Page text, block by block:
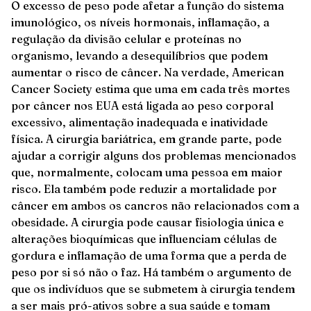
O excesso de peso pode afetar a função do sistema
imunológico, os níveis hormonais, inflamação, a
regulação da divisão celular e proteínas no
organismo, levando a desequilíbrios que podem
aumentar o risco de câncer. Na verdade, American
Cancer Society estima que uma em cada três mortes
por câncer nos EUA está ligada ao peso corporal
excessivo, alimentação inadequada e inatividade
física. A cirurgia bariátrica, em grande parte, pode
ajudar a corrigir alguns dos problemas mencionados
que, normalmente, colocam uma pessoa em maior
risco. Ela também pode reduzir a mortalidade por
câncer em ambos os cancros não relacionados com a
obesidade. A cirurgia pode causar fisiologia única e
alterações bioquímicas que influenciam células de
gordura e inflamação de uma forma que a perda de
peso por si só não o faz. Há também o argumento de
que os indivíduos que se submetem à cirurgia tendem
a ser mais pró-ativos sobre a sua saúde e tomam